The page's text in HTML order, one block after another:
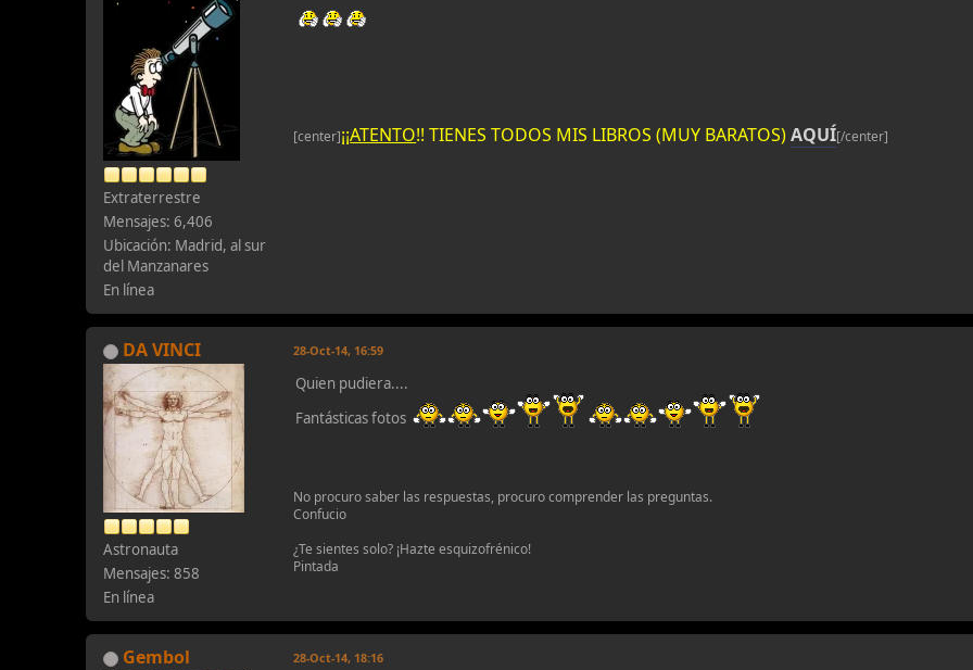
Extraterrestre
Mensajes: 6,406
Ubicación: Madrid, al sur
del Manzanares
En línea
[center]¡¡ATENTO!! TIENES TODOS MIS LIBROS (MUY BARATOS)AQUÍ[/center]
DA VINCI
Astronauta
Mensajes: 858
En línea
28-Oct-14, 16:59
Quien pudiera....
Fantásticas fotos
No procuro saber las respuestas, procuro comprender las preguntas.
Confucio
¿Te sientes solo? ¡Hazte esquizofrénico!
Pintada
Gembol 28-Oct-14, 18:16